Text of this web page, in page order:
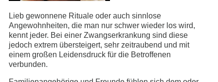
Lieb gewonnene Rituale oder auch sinnlose
Angewohnheiten, die man nur schwer wieder los wird,
kennt jeder. Bei einer Zwangserkrankung sind diese
jedoch extrem übersteigert, sehr zeitraubend und mit
einem großen Leidensdruck für die Betroffenen
verbunden.